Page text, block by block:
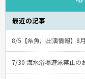
最近の記事
8/5【糸魚川出演情報】8
7/30 海水浴場遊泳禁止の